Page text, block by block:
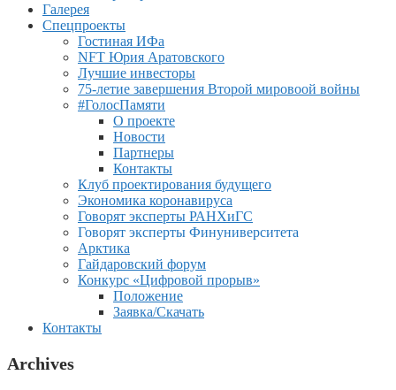
Галерея
Спецпроекты
Гостиная ИФа
NFT Юрия Аратовского
Лучшие инвесторы
75-летие завершения Второй мировоой войны
#ГолосПамяти
О проекте
Новости
Партнеры
Контакты
Клуб проектирования будущего
Экономика коронавируса
Говорят эксперты РАНХиГС
Говорят эксперты Финуниверситета
Арктика
Гайдаровский форум
Конкурс «Цифровой прорыв»
Положение
Заявка/Скачать
Контакты
Archives